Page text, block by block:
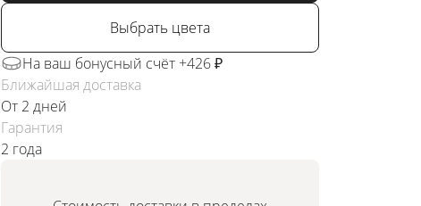
Выбрать цвета
На ваш бонусный счёт +426 ₽
Ближайшая доставка
От 2 дней
Гарантия
2 года